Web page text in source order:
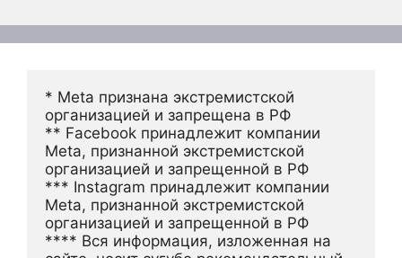
* Meta признана экстремистской
организацией и запрещена в РФ
** Facebook принадлежит компании
Meta, признанной экстремистской
организацией и запрещенной в РФ
*** Instagram принадлежит компании
Meta, признанной экстремистской
организацией и запрещенной в РФ
**** Вся информация, изложенная на